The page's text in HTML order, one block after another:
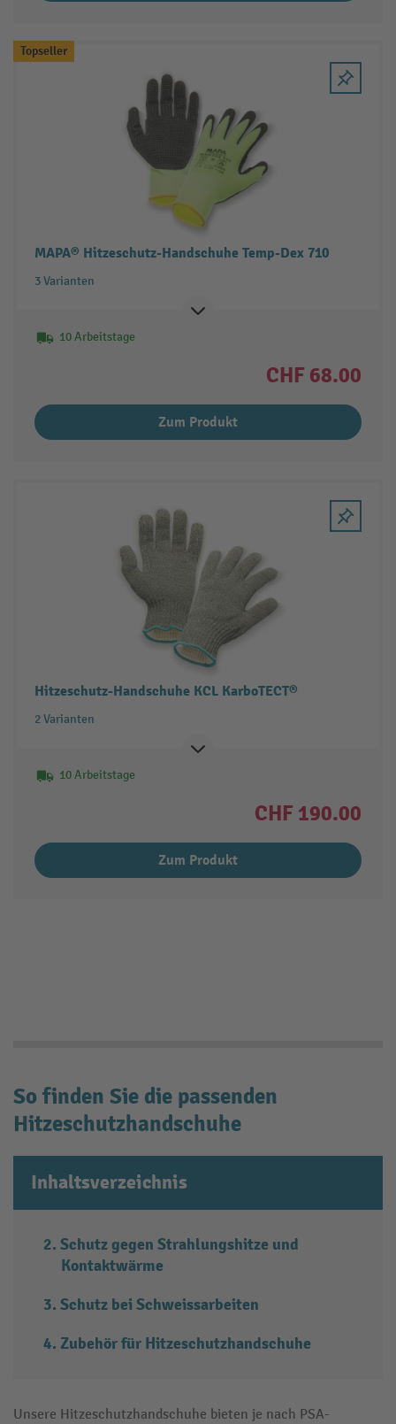
Topseller
MAPA® Hitzeschutz-Handschuhe Temp-Dex 710
3 Varianten
10 Arbeitstage
CHF 68.00
Zum Produkt
Hitzeschutz-Handschuhe KCL KarboTECT®
2 Varianten
10 Arbeitstage
CHF 190.00
Zum Produkt
So finden Sie die passenden
Hitzeschutzhandschuhe
Inhaltsverzeichnis
Schutz gegen Strahlungshitze und
Kontaktwärme
Schutz bei Schweissarbeiten
Zubehör für Hitzeschutzhandschuhe
Unsere Hitzeschutzhandschuhe bieten je nach PSA-